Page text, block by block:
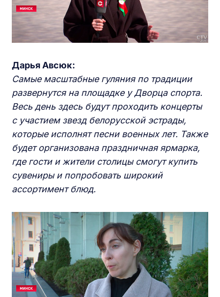
Дарья Авсюк:
Самые масштабные гуляния по традиции
развернутся на площадке у Дворца спорта.
Весь день здесь будут проходить концерты
с участием звезд белорусской эстрады,
которые исполнят песни военных лет. Также
будет организованапраздничная ярмарка,
где гости и жители столицы смогуткупить
сувениры и попробовать широкий
ассортимент блюд.